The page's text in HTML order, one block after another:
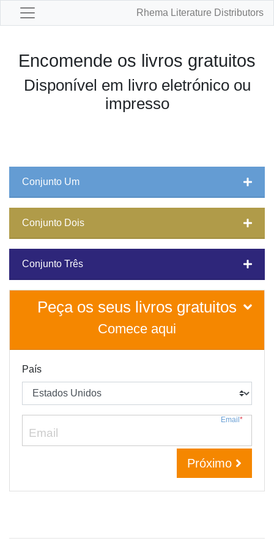
Rhema Literature Distributors
Encomende os livros gratuitos
Disponível em livro eletrónico ou
impresso
Conjunto Um
Conjunto Dois
Conjunto Três
Peça os seus livros gratuitos
Comece aqui
País
Email *
Próximo